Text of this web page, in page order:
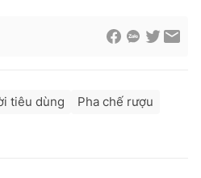
tiêu dùng
Pha chế rượu